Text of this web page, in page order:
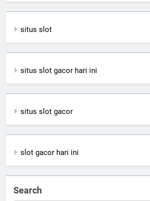
situs slot
situs slot gacor hari ini
situs slot gacor
slot gacor hari ini
Search